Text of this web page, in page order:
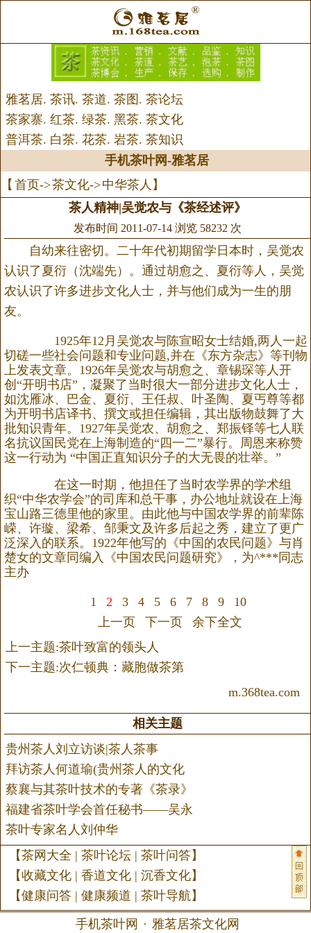
雅茗居. 茶讯. 茶道. 茶图 . 茶论坛
茶家寨. 红茶. 绿茶. 黑茶. 茶文化
普洱茶. 白茶. 花茶. 岩茶. 茶知识
手机茶叶网-雅茗居
【 首页->茶文化->中华茶人 】
茶人精神|吴觉农与《茶经述评》
发布时间 2011-07-14 浏览 58232 次
自幼来往密切。二十年代初期留学日本时，吴觉农
认识了夏衍（沈端先）。通过胡愈之、夏衍等人，吴觉
农认识了许多进步文化人士，并与他们成为一生的朋
友。
1925年12月吴觉农与陈宣昭女士结婚,两人一起
切磋一些社会问题和专业问题,并在《东方杂志》等刊物
上发表文章。1926年吴觉农与胡愈之、章锡琛等人开
创“开明书店”，凝聚了当时很大一部分进步文化人士，
如沈雁冰、巴金、夏衍、王任叔、叶圣陶、夏丐尊等都
为开明书店译书、撰文或担任编辑，其出版物鼓舞了大
批知识青年。1927年吴觉农、胡愈之、郑振铎等七人联
名抗议国民党在上海制造的“四一二”暴行。周恩来称赞
这一行动为 “中国正直知识分子的大无畏的壮举。”
在这一时期，他担任了当时农学界的学术组
织“中华农学会”的司库和总干事，办公地址就设在上海
宝山路三德里他的家里。由此他与中国农学界的前辈陈
嵘、许璇、梁希、邹秉文及许多后起之秀，建立了更广
泛深入的联系。1922年他写的《中国的农民问题》与肖
楚女的文章同编入《中国农民问题研究》，为^***同志
主办
1 2 3 4 5 6 7 8 9
10
上一页
下一页
余下全文
上一主题:茶叶致富的领头人
下一主题:次仁顿典：藏胞做茶第
m.368tea.com
相关主题
贵州茶人刘立访谈|茶人茶事
拜访茶人何道瑜(贵州茶人的文化
蔡襄与其茶叶技术的专著《茶录》
福建省茶叶学会首任秘书——吴永
茶叶专家名人刘仲华
【茶网大全 | 茶叶论坛 | 茶叶问答】
【收藏文化 | 香道文化 | 沉香文化】
【健康问答 | 健康频道 | 茶叶导航 】
手机茶叶网 · 雅茗居茶文化网